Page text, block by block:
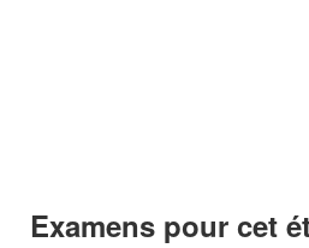
Examens pour cet